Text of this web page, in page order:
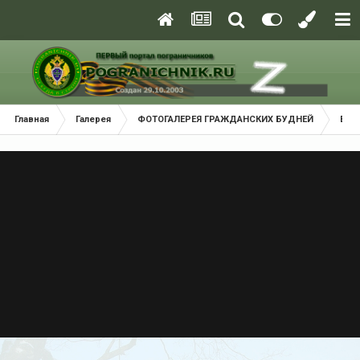
Главная Галерея ФОТОГАЛЕРЕЯ ГРАЖДАНСКИХ БУДНЕЙ